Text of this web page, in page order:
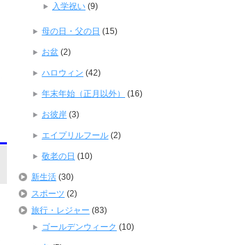
入学祝い (9)
母の日・父の日 (15)
お盆 (2)
ハロウィン (42)
年末年始（正月以外） (16)
お彼岸 (3)
エイプリルフール (2)
敬老の日 (10)
新生活 (30)
スポーツ (2)
旅行・レジャー (83)
ゴールデンウィーク (10)